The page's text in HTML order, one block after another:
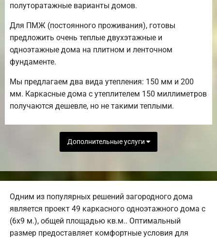
полуторатажные варианты домов.
Для ПМЖ (постоянного проживания), готовы
предложить очень теплые двухэтажные и
одноэтажные дома на плитном и ленточном
фундаменте.
Мы предлагаем два вида утепления: 150 мм и 200
мм. Каркасные дома с утеплителем 150 миллиметров
получаются дешевле, но не такими теплыми.
Дополнительные услуги
Одним из популярных решений загородного дома
является проект 49 каркасного одноэтажного дома с
(6х9 м.), общей площадью кв.м.. Оптимальный
размер предоставляет комфортные условия для